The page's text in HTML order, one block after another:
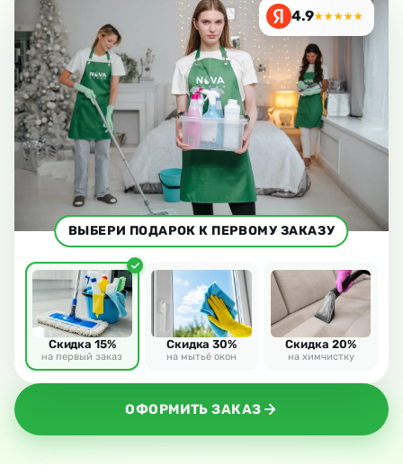
ОФОРМИТЬ ЗАКАЗ
4.9★★★★★
ВЫБЕРИ ПОДАРОК К ПЕРВОМУ ЗАКАЗУ
Скидка 15%
на первый заказ
Скидка 30%
на мытьё окон
Скидка 20%
на химчистку